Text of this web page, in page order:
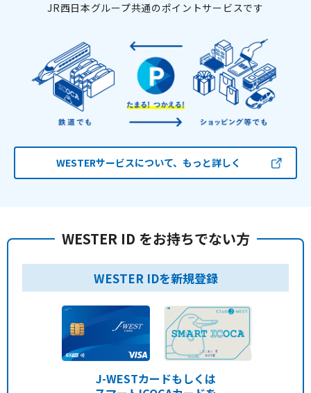
JR西日本グループ共通のポイントサービスです
WESTERサービスについて、もっと詳しく
WESTER ID をお持ちでない方
WESTER IDを新規登録
J-WESTカードもしくは